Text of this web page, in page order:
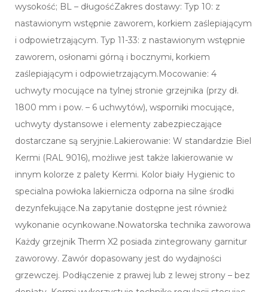
wysokość; BL – długośćZakres dostawy: Typ 10: z
nastawionym wstępnie zaworem, korkiem zaślepiającym
i odpowietrzającym. Typ 11-33: z nastawionym wstępnie
zaworem, osłonami górną i bocznymi, korkiem
zaślepiającym i odpowietrzającym.Mocowanie: 4
uchwyty mocujące na tylnej stronie grzejnika (przy dł.
1800 mm i pow. – 6 uchwytów), wsporniki mocujące,
uchwyty dystansowe i elementy zabezpieczające
dostarczane są seryjnie.Lakierowanie: W standardzie Biel
Kermi (RAL 9016), możliwe jest także lakierowanie w
innym kolorze z palety Kermi. Kolor biały Hygienic to
specialna powłoka lakiernicza odporna na silne środki
dezynfekujące.Na zapytanie dostępne jest również
wykonanie ocynkowane.Nowatorska technika zaworowa
Każdy grzejnik Therm X2 posiada zintegrowany garnitur
zaworowy. Zawór dopasowany jest do wydajności
grzewczej. Podłączenie z prawej lub z lewej strony – bez